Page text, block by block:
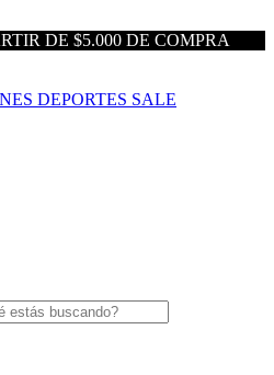
DE $5.000 DE COMPRA
DEPORTES SALE